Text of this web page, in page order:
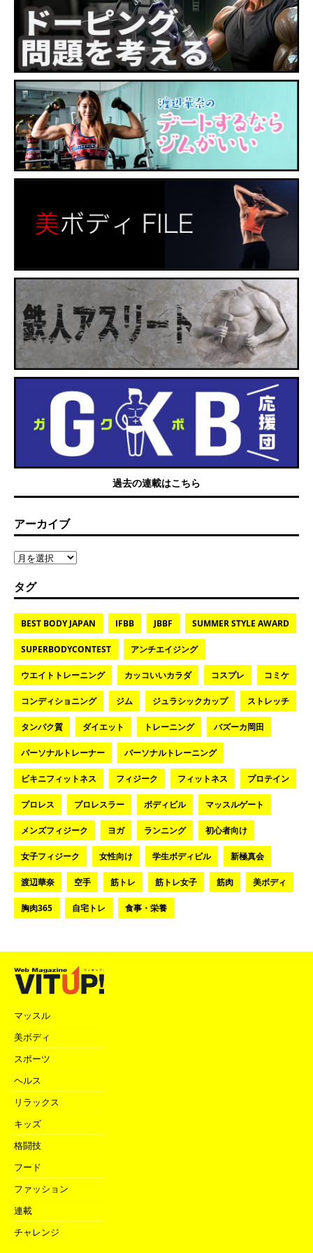
過去の連載はこちら
アーカイブ
タグ
BEST BODY JAPAN IFBB JBBF SUMMER STYLE AWARD
SUPERBODYCONTEST アンチエイジング
ウエイトトレーニング カッコいいカラダ コスプレ コミケ
コンディショニング ジム ジュラシックカップ ストレッチ
タンパク質 ダイエット トレーニング バズーカ岡田
パーソナルトレーナー パーソナルトレーニング
ビキニフィットネス フィジーク フィットネス プロテイン
プロレス プロレスラー ボディビル マッスルゲート
メンズフィジーク ヨガ ランニング 初心者向け
女子フィジーク 女性向け 学生ボディビル 新極真会
渡辺華奈 空手 筋トレ 筋トレ女子 筋肉 美ボディ
胸肉365 自宅トレ 食事・栄養
マッスル
美ボディ
スポーツ
ヘルス
リラックス
キッズ
格闘技
フード
ファッション
連載
チャレンジ